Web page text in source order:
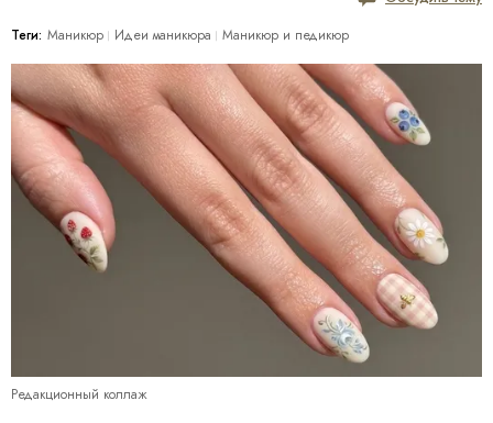
Теги: Маникюр Идеи маникюра Маникюр и педикюр
Редакционный коллаж